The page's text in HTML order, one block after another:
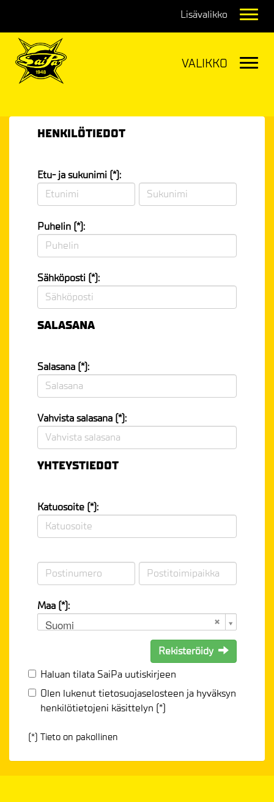
HENKILÖTIEDOT
Etu- ja sukunimi (*):
Puhelin (*):
Sähköposti (*):
SALASANA
Salasana (*):
Vahvista salasana (*):
YHTEYSTIEDOT
Katuosoite (*):
Maa (*):
Suomi
Rekisteröidy
Haluan tilata SaiPa uutiskirjeen
Olen lukenuttietosuojaselosteen ja hyväksyn
henkilötietojeni käsittelyn (*)
(*) Tieto on pakollinen